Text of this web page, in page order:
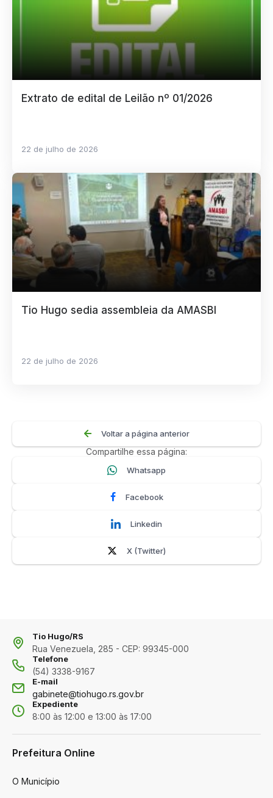
Extrato de edital de Leilão nº 01/2026
22 de julho de 2026
Tio Hugo sedia assembleia da AMASBI
22 de julho de 2026
Voltar a página anterior
Compartilhe essa página:
Whatsapp
Facebook
Linkedin
X (Twitter)
Tio Hugo/RS
Rua Venezuela, 285 - CEP: 99345-000
Telefone
(54) 3338-9167
E-mail
gabinete@tiohugo.rs.gov.br
Expediente
8:00 às 12:00 e 13:00 às 17:00
Prefeitura Online
O Município